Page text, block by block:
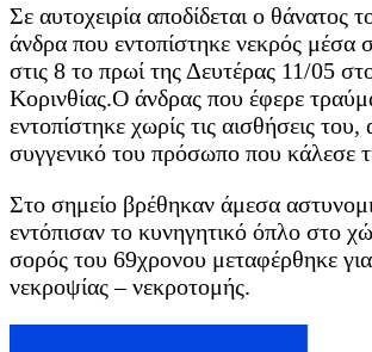
Σε αυτοχειρία αποδίδεται ο θάνατος
άνδρα που εντοπίστηκε νεκρός μέσα
στις 8 το πρωί της Δευτέρας 11/05
Κορινθίας.Ο άνδρας που έφερε
εντοπίστηκε χωρίς τις αισθήσεις
συγγενικό του πρόσωπο που κάλεσε
Στο σημείο βρέθηκαν άμεσα
εντόπισαν το κυνηγητικό όπλο στο
σορός του 69χρονου μεταφέρθηκε για
νεκροψίας – νεκροτομής.